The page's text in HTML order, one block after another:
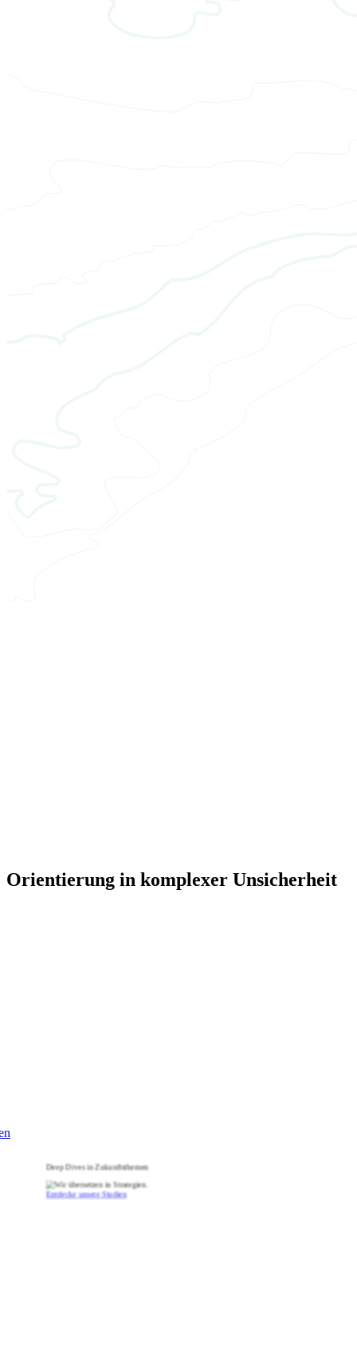
Orientierung in komplexer Unsicherheit
Deep Dives in Zukunftsthemen
Entdecke unsere Studien